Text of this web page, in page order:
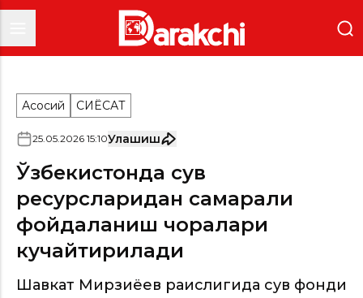
Асосий СИËСАТ
25.05.2026 15:10Улашиш
Ўзбекистонда сув
ресурсларидан самарали
фойдаланиш чоралари
кучайтирилади
Шавкат Мирзиёев раислигида сув фонди